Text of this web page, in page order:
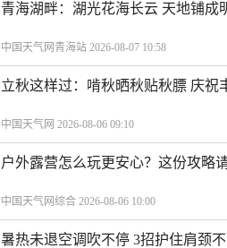
青海湖畔：湖光花海长云 天地铺成
中国天气网青海站 2026-08-07 10:58
立秋这样过：啃秋晒秋贴秋膘 庆祝
中国天气网 2026-08-06 09:10
户外露营怎么玩更安心？这份攻略
中国天气网综合 2026-08-06 10:00
暑热未退空调吹不停 3招护住肩颈